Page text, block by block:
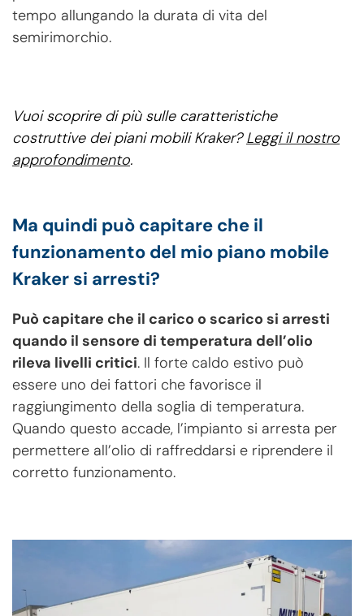
tempo allungando la durata di vita del
semirimorchio.
Vuoi scoprire di più sulle caratteristiche
costruttive dei piani mobili Kraker?Leggi il nostro
approfondimento.
Ma quindi può capitare che il
funzionamento del mio piano mobile
Kraker si arresti?
Può capitare che il carico o scarico si arresti
quando il sensore di temperatura dell’olio
rileva livelli critici. Il forte caldo estivo può
essere uno dei fattori che favorisce il
raggiungimento della soglia di temperatura.
Quando questo accade, l’impianto si arresta per
permettere all’olio di raffreddarsi e riprendere il
corretto funzionamento.